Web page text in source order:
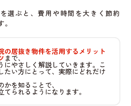
選ぶと、費用や時間を大きく節約
の居抜き物件を活用するメリット
まで、
にやさしく解説していきます。こ
たい方にとって、実際にどれだけ
を知ることで、
てられるようになります。